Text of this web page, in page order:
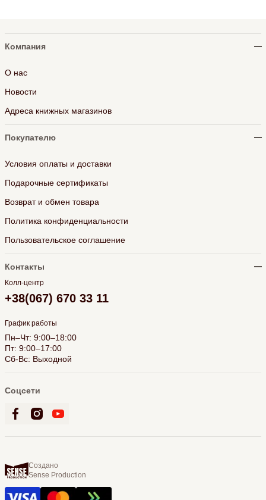
Компания
О нас
Новости
Адреса книжных магазинов
Покупателю
Условия оплаты и доставки
Подарочные сертификаты
Возврат и обмен товара
Политика конфиденциальности
Пользовательское соглашение
Контакты
Колл-центр
+38(067) 670 33 11
График работы
Пн–Чт: 9:00–18:00
Пт: 9:00–17:00
Сб-Вс: Выходной
Соцсети
Создано
Sense Production